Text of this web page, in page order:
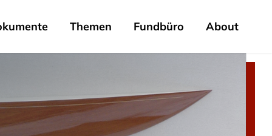
Themen Fundbüro About